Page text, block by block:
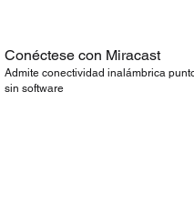
Conéctese con Miracast
Admite conectividad inalámbrica
sin software